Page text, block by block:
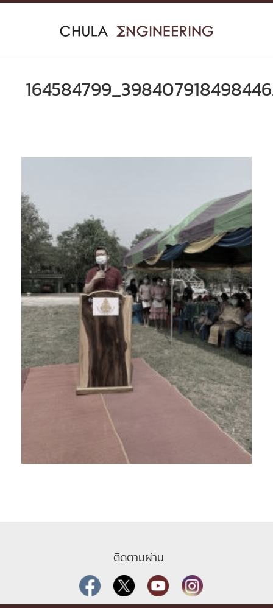
Skip
ติดตามผ่าน